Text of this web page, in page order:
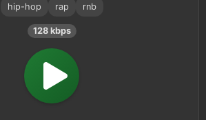
hip-hop rap rnb
128 kbps